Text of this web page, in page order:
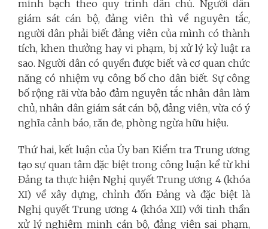
minh bạch theo quy trình dân chủ. Người dân
giám sát cán bộ, đảng viên thì về nguyên tắc,
người dân phải biết đảng viên của mình có thành
tích, khen thưởng hay vi phạm, bị xử lý kỷ luật ra
sao. Người dân có quyền được biết và cơ quan chức
năng có nhiệm vụ công bố cho dân biết. Sự công
bố rộng rãi vừa bảo đảm nguyên tắc nhân dân làm
chủ, nhân dân giám sát cán bộ, đảng viên, vừa có ý
nghĩa cảnh báo, răn đe, phòng ngừa hữu hiệu.
Thứ hai, kết luận của Ủy ban Kiểm tra Trung ương
tạo sự quan tâm đặc biệt trong công luận kể từ khi
Đảng ta thực hiện Nghị quyết Trung ương 4 (khóa
XI) về xây dựng, chỉnh đốn Đảng và đặc biệt là
Nghị quyết Trung ương 4 (khóa XII) với tinh thần
xử lý nghiêm minh cán bộ, đảng viên sai phạm,